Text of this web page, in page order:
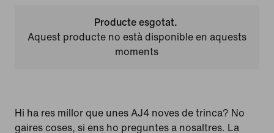
Producte esgotat.
Aquest producte no està disponible en aquests
moments
Hi ha res millor que unes AJ4 noves de trinca? No
gaires coses, si ens ho preguntes a nosaltres. La